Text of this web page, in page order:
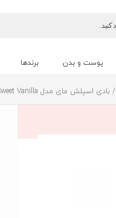
پوست و بدن برندها
/ بادی اسپلش مای مدل Sweet Vanilla حجم 220 میل